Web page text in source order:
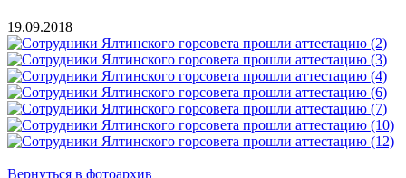
19.09.2018
Вернуться в фотоархив